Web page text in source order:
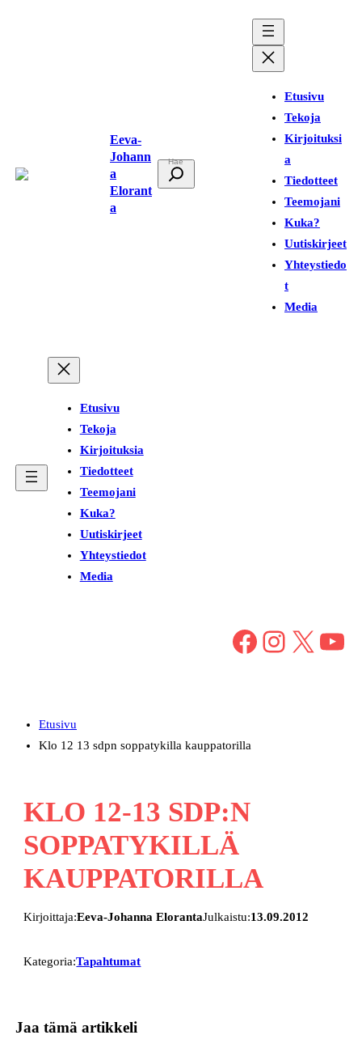
Eeva-
Johann
a
Elorant
a
t
Etusivu
Tekoja
Kirjoituksi
a
Tiedotteet
Teemojani
Kuka?
Uutiskirjeet
Yhteystiedo
t
Media
Etusivu
Tekoja
Kirjoituksia
Tiedotteet
Teemojani
Kuka?
Uutiskirjeet
Yhteystiedot
Media
Facebook Instagram X YouTube
Etusivu
Klo 12 13 sdpn soppatykilla kauppatorilla
KLO 12-13 SDP:N
SOPPATYKILLÄ
KAUPPATORILLA
Kirjoittaja:Eeva-Johanna ElorantaJulkaistu:13.09.2012
Kategoria:Tapahtumat
Jaa tämä artikkeli